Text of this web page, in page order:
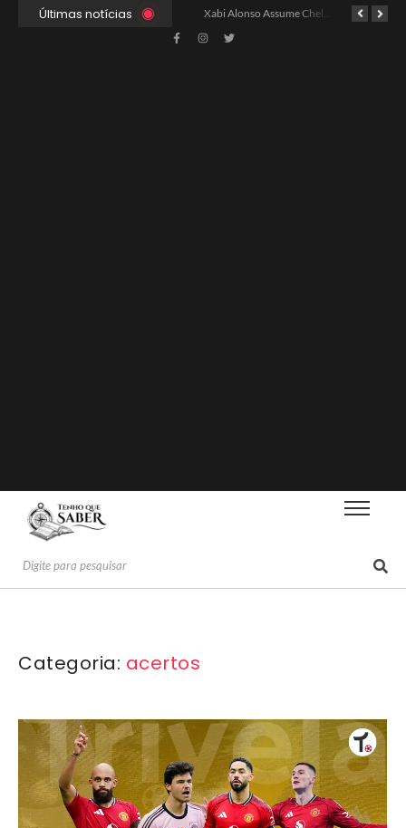
Últimas notícias
Ancelotti Avalia Elenco Final para Convocação da Copa Xabi Alonso Assume Chelsea: Nova Estratégia Gerencial e Contrato Até 2030
Categoria: acertos